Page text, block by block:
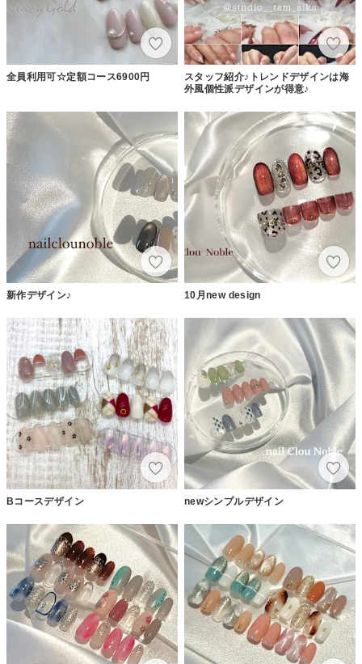
全員利用可☆定額コース6900円
スタッフ紹介♪トレンドデザインは海
外風個性派デザインが得意♪
新作デザイン♪ 10月new design
Bコースデザイン newシンプルデザイン